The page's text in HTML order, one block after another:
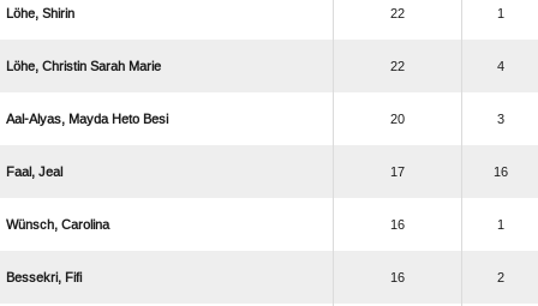
  22 1
    22 4
    20 3
  17 16
  16 1
  16 2